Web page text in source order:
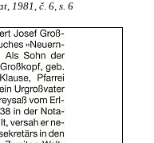
1981, č. 6, s. 6